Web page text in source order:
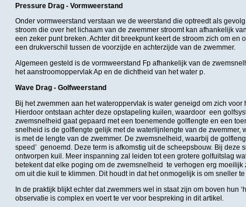
Pressure Drag - Vormweerstand
Onder vormweerstand verstaan we de weerstand die optreedt als
stroom die over het lichaam van de zwemmer stroomt kan afhankelijk
een zeker punt breken. Achter dit breekpunt keert de stroom zich om en
een drukverschil tussen de voorzijde en achterzijde van de zwemmer.
Algemeen gesteld is de vormweerstand Fp afhankelijk van de
het aanstroomoppervlak Ap en de dichtheid van het water p.
Wave Drag - Golfweerstand
Bij het zwemmen aan het wateroppervlak is water geneigd om zich
Hierdoor ontstaan achter deze opstapeling kuilen, waardoor een
zwemsnelheid gaat gepaard met een toenemende golflengte en een
snelheid is de golflengte gelijk met de waterlijnlengte van de
is met de lengte van de zwemmer. De zwemsnelheid, waarbij de
speed’ genoemd. Deze term is afkomstig uit de scheepsbouw. Bij deze
ontworpen kuil. Meer inspanning zal leiden tot een grotere golfuitslag
betekent dat elke poging om de zwemsnelheid te verhogen erg
om uit die kuil te klimmen. Dit houdt in dat het onmogelijk is om sneller
In de praktijk blijkt echter dat zwemmers wel in staat zijn om boven hun
observatie is complex en voert te ver voor bespreking in dit artikel.